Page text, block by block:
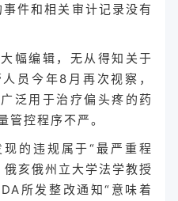
件和相关审计记录没有
幅编辑，无从得知关于
员今年8月再次视察，
泛用于治疗偏头疼的药
管控程序不严。
的违规属于“最严重程
亥俄州立大学法学教授
所发整改通知“意味着